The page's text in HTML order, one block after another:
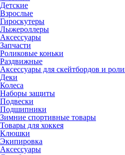
Детские
Взрослые
Гироскутеры
Лыжероллеры
Аксессуары
Запчасти
Роликовые коньки
Раздвижные
Аксессуары для скейтбордов и
Деки
Колеса
Наборы защиты
Подвески
Подшипники
Зимние спортивные товары
Товары для хоккея
Клюшки
Экипировка
Аксессуары